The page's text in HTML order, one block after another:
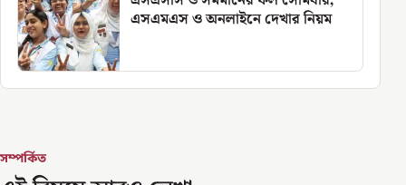
এসএমএস ও অনলাইনে দেখার নিয়ম
সম্পর্কিত